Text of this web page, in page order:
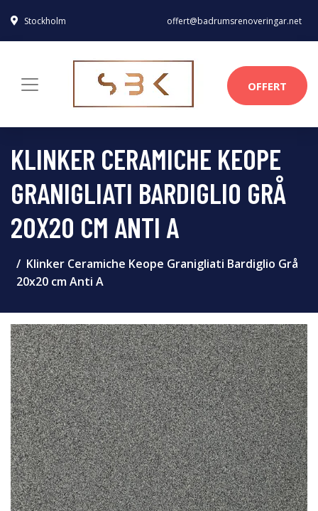
Stockholm offert@badrumsrenoveringar.net
OFFERT
KLINKER CERAMICHE KEOPE
GRANIGLIATI BARDIGLIO GRÅ
20X20 CM ANTI A
Klinker Ceramiche Keope Granigliati Bardiglio Grå
20x20 cm Anti A